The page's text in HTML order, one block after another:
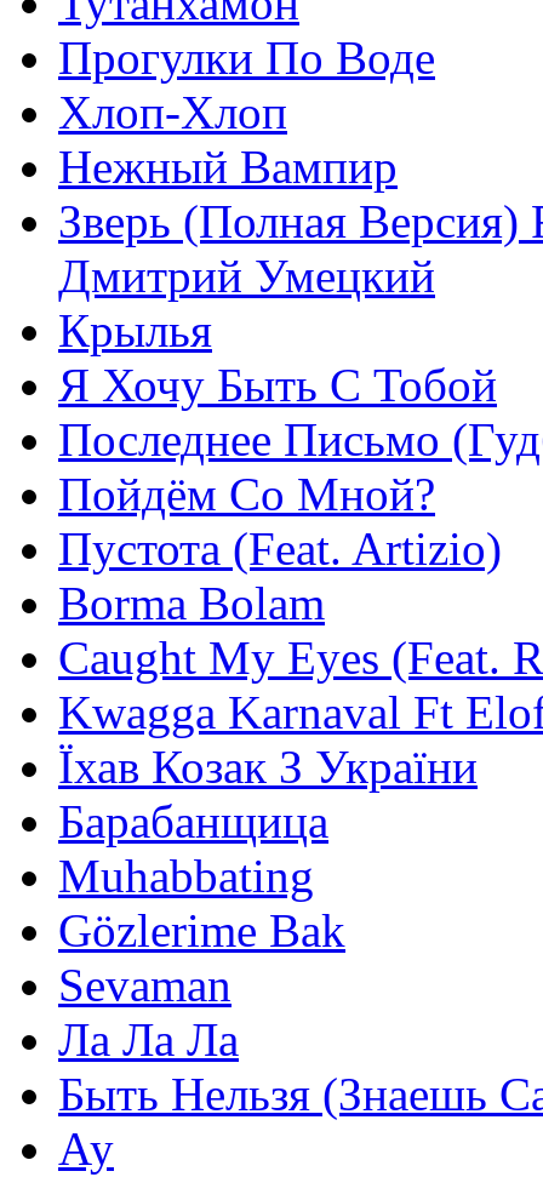
Прогулки По Воде
Хлоп-Хлоп
Нежный Вампир
Зверь (Полная Версия)
Дмитрий Умецкий
Крылья
Я Хочу Быть С Тобой
Последнее Письмо
Пойдём Со Мной?
Пустота (Feat. Artizio)
Borma Bolam
Caught My Eyes (Feat.
Kwagga Karnaval Ft
Їхав Козак З України
Барабанщица
Muhabbating
Gözlerime Bak
Sevaman
Ла Ла Ла
Быть Нельзя (Знаешь
Ау